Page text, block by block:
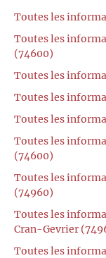
Toutes les
Toutes les
(74600)
Toutes les
Toutes les
Toutes les
Toutes les
(74600)
Toutes les
(74960)
Toutes les
Cran-Gevrier
Toutes les